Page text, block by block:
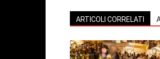
ARTICOLI CORRELATI